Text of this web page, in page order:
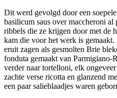
Dit werd gevolgd door een
basilicum saus over maccheroni al
ribbels die ze krijgen door met de
kam die voor het werk is
eruit zagen als gesmolten Brie
fonduta gemaakt van Parmigiano-
verder naar tortelloni, elk
zachte verse ricotta en glanzend
een paar salieblaadjes waren